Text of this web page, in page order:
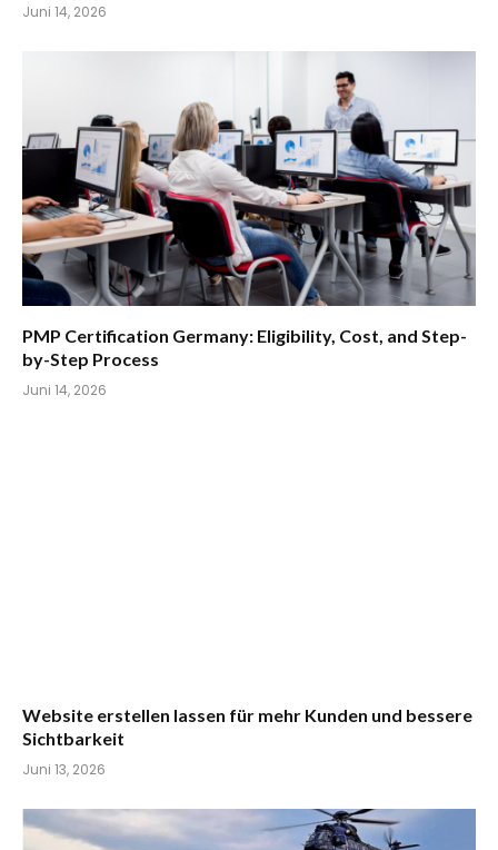
Juni 14, 2026
PMP Certification Germany: Eligibility, Cost, and Step-
by-Step Process
Juni 14, 2026
Website erstellen lassen für mehr Kunden und bessere
Sichtbarkeit
Juni 13, 2026